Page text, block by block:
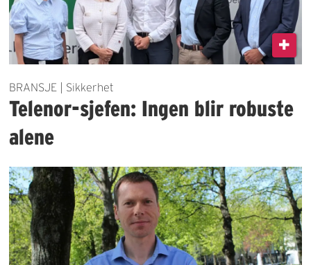
BRANSJE | Sikkerhet
Telenor-sjefen: Ingen blir robuste
alene